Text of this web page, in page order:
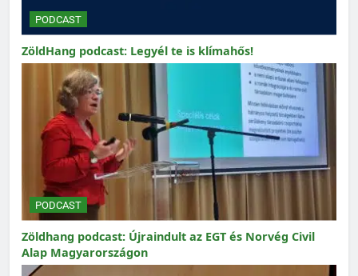
PODCAST
ZöldHang podcast: Legyél te is klímahős!
PODCAST
Zöldhang podcast: Újraindult az EGT és Norvég Civil
Alap Magyarországon